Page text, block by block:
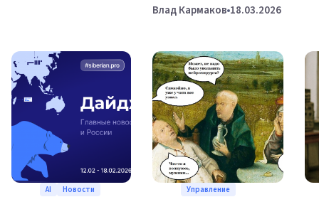
Влад Кармаков 18.03.2026
AI Новости Управление